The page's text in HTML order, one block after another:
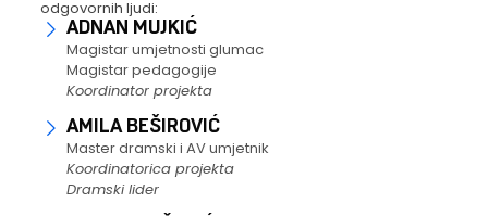
odgovornih ljudi:
ADNAN MUJKIĆ
Magistar umjetnosti glumac
Magistar pedagogije
Koordinator projekta
AMILA BEŠIROVIĆ
Master dramski i AV umjetnik
Koordinatorica projekta
Dramski lider